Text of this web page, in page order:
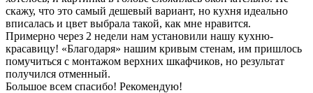
скажу, что это самый дешевый вариант, но кухня идеально
вписалась и цвет выбрала такой, как мне нравится.
Примерно через 2 недели нам установили нашу кухню-
красавицу! «Благодаря» нашим кривым стенам, им пришлось
помучиться с монтажом верхних шкафчиков, но результат
получился отменный.
Большое всем спасибо! Рекомендую!